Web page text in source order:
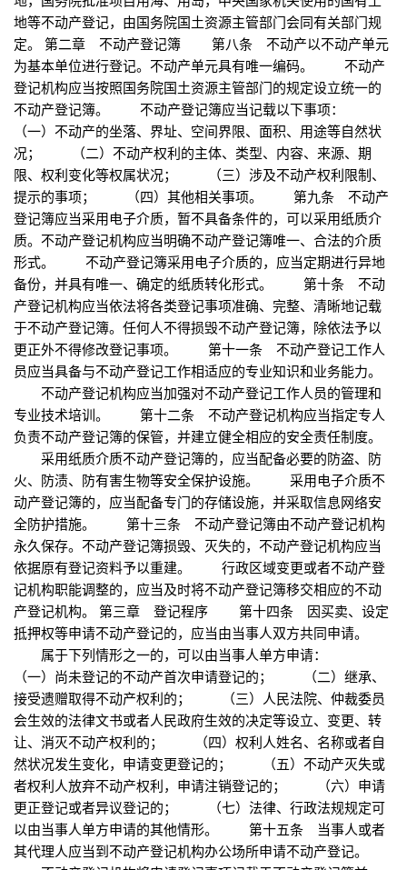
地等不动产登记，由国务院国土资源主管部门会同有关部门规
定。 第二章 不动产登记簿 第八条 不动产以不动产单元
为基本单位进行登记。不动产单元具有唯一编码。 不动产
登记机构应当按照国务院国土资源主管部门的规定设立统一的
不动产登记簿。 不动产登记簿应当记载以下事项：
（一）不动产的坐落、界址、空间界限、面积、用途等自然状
况； （二）不动产权利的主体、类型、内容、来源、期
限、权利变化等权属状况； （三）涉及不动产权利限制、
提示的事项； （四）其他相关事项。 第九条 不动产
登记簿应当采用电子介质，暂不具备条件的，可以采用纸质介
质。不动产登记机构应当明确不动产登记簿唯一、合法的介质
形式。 不动产登记簿采用电子介质的，应当定期进行异地
备份，并具有唯一、确定的纸质转化形式。 第十条 不动
产登记机构应当依法将各类登记事项准确、完整、清晰地记载
于不动产登记簿。任何人不得损毁不动产登记簿，除依法予以
更正外不得修改登记事项。 第十一条 不动产登记工作人
员应当具备与不动产登记工作相适应的专业知识和业务能力。
不动产登记机构应当加强对不动产登记工作人员的管理和
专业技术培训。 第十二条 不动产登记机构应当指定专人
负责不动产登记簿的保管，并建立健全相应的安全责任制度。
采用纸质介质不动产登记簿的，应当配备必要的防盗、防
火、防渍、防有害生物等安全保护设施。 采用电子介质不
动产登记簿的，应当配备专门的存储设施，并采取信息网络安
全防护措施。 第十三条 不动产登记簿由不动产登记机构
永久保存。不动产登记簿损毁、灭失的，不动产登记机构应当
依据原有登记资料予以重建。 行政区域变更或者不动产登
记机构职能调整的，应当及时将不动产登记簿移交相应的不动
产登记机构。 第三章 登记程序 第十四条 因买卖、设定
抵押权等申请不动产登记的，应当由当事人双方共同申请。
属于下列情形之一的，可以由当事人单方申请：
（一）尚未登记的不动产首次申请登记的； （二）继承、
接受遗赠取得不动产权利的； （三）人民法院、仲裁委员
会生效的法律文书或者人民政府生效的决定等设立、变更、转
让、消灭不动产权利的； （四）权利人姓名、名称或者自
然状况发生变化，申请变更登记的； （五）不动产灭失或
者权利人放弃不动产权利，申请注销登记的； （六）申请
更正登记或者异议登记的； （七）法律、行政法规规定可
以由当事人单方申请的其他情形。 第十五条 当事人或者
其代理人应当到不动产登记机构办公场所申请不动产登记。